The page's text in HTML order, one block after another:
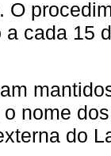
O
cada 15
nome
do